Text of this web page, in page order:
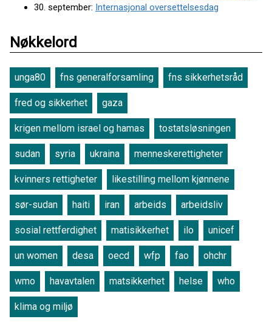
30. september: Internasjonal oversettelsesdag
Nøkkelord
unga80 fns generalforsamling fns sikkerhetsråd
fred og sikkerhet gaza
krigen mellom israel og hamas tostatsløsningen
sudan syria ukraina menneskerettigheter
kvinners rettigheter likestilling mellom kjønnene
sør-sudan haiti iran arbeids arbeidsliv
sosial rettferdighet matisikkerhet ilo unicef
un women desa oecd wfp fao ohchr
wmo havavtalen matsikkerhet helse who
klima og miljø